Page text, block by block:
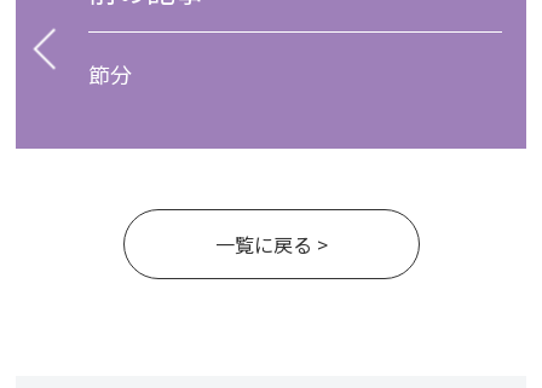
節分
一覧に戻る >